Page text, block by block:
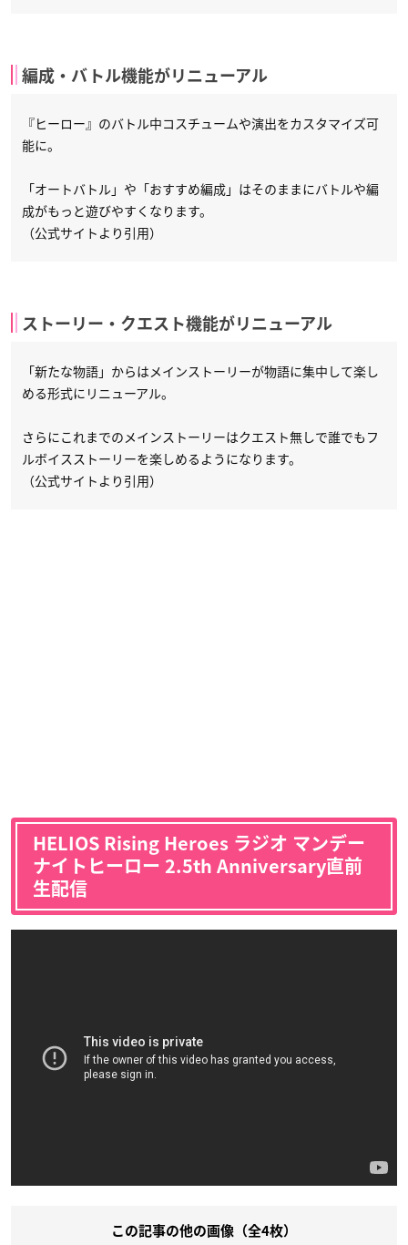
編成・バトル機能がリニューアル
『ヒーロー』のバトル中コスチュームや演出をカスタマイズ可
能に。
「オートバトル」や「おすすめ編成」はそのままにバトルや編
成がもっと遊びやすくなります。
（公式サイトより引用）
ストーリー・クエスト機能がリニューアル
「新たな物語」からはメインストーリーが物語に集中して楽し
める形式にリニューアル。
さらにこれまでのメインストーリーはクエスト無しで誰でもフ
ルボイスストーリーを楽しめるようになります。
（公式サイトより引用）
HELIOS Rising Heroes ラジオ マンデー
ナイトヒーロー 2.5th Anniversary直前
生配信
この記事の他の画像（全4枚）